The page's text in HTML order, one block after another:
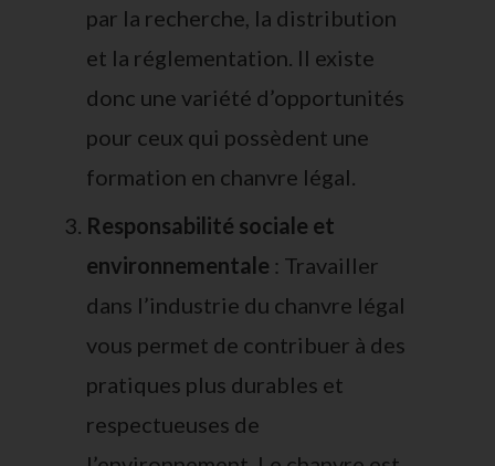
par la recherche, la distribution
et la réglementation. Il existe
donc une variété d’opportunités
pour ceux qui possèdent une
formation en chanvre légal.
Responsabilité sociale et
environnementale : Travailler
dans l’industrie du chanvre légal
vous permet de contribuer à des
pratiques plus durables et
respectueuses de